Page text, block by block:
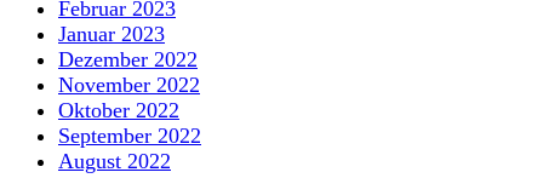
Februar 2023
Januar 2023
Dezember 2022
November 2022
Oktober 2022
September 2022
August 2022